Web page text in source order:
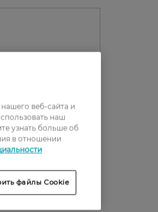
веб-сайта и
наш
узнать больше об
в отношении
файлы Cookie